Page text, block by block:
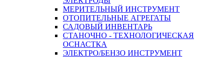
МЕРИТЕЛЬНЫЙ ИНСТРУМЕНТ
ОТОПИТЕЛЬНЫЕ АГРЕГАТЫ
САДОВЫЙ ИНВЕНТАРЬ
СТАНОЧНО - ТЕХНОЛОГИЧЕСКАЯ
ОСНАСТКА
ЭЛЕКТРО/БЕНЗО ИНСТРУМЕНТ